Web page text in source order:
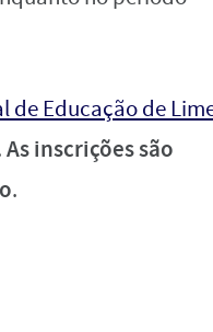
de Educação de
As inscrições são
.